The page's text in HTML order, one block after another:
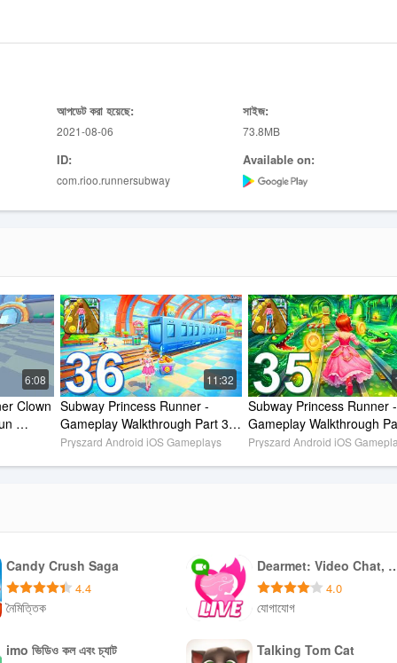
স্কোর সংগ্রহ করুন খেলোয়াড় এবং আপনার বন্ধুরা
গ্রাফিক্স
করুন more। আরও পান এবং পান আরও রত্ন
আপডেট করা হয়েছে:
2021-08-06
সাইজ:
73.8MB
ID:
com.rioo.runnersubway
Available on:
6:08
Clown
11:32
Subway Princess Runner -
Gameplay Walkthrough Part 36
- Subway Princess Runner (iOS,
Pryszard Android iOS Gameplays
Subway Princess Runner -
Gameplay Walkthrough
- Subway Princess Runner
Pryszard Android iOS
Candy Crush Saga
4.4
নৈমিত্তিক
ডাউনলোড করুন APK
Dearmet:
4.0
যোগাযোগ
ডাউনলোড করুন APK
imo ভিডিও কল এবং চ্যাট Talking Tom Cat